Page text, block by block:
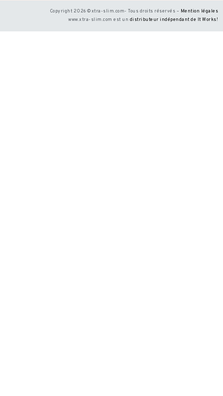
Copyright 2026 ©xtra-slim.com- Tous droits réservés – Mention légales
www.xtra-slim.com est un distributeur indépendant de It Works!